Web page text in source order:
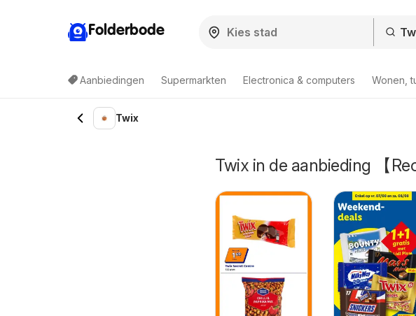
Folderbode
Aanbiedingen Supermarkten Electronica & computers Wonen,
Twix
Twix in de aanbieding 【